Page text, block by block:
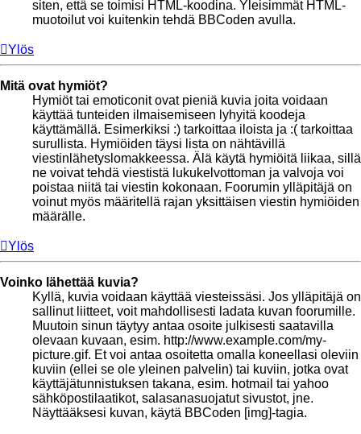
siten, että se toimisi HTML-koodina. Yleisimmät HTML-
muotoilut voi kuitenkin tehdä BBCoden avulla.
Ylös
Mitä ovat hymiöt?
Hymiöt tai emoticonit ovat pieniä kuvia joita voidaan
käyttää tunteiden ilmaisemiseen lyhyitä koodeja
käyttämällä. Esimerkiksi :) tarkoittaa iloista ja :( tarkoittaa
surullista. Hymiöiden täysi lista on nähtävillä
viestinlähetyslomakkeessa. Älä käytä hymiöitä liikaa, sillä
ne voivat tehdä viestistä lukukelvottoman ja valvoja voi
poistaa niitä tai viestin kokonaan. Foorumin ylläpitäjä on
voinut myös määritellä rajan yksittäisen viestin hymiöiden
määrälle.
Ylös
Voinko lähettää kuvia?
Kyllä, kuvia voidaan käyttää viesteissäsi. Jos ylläpitäjä on
sallinut liitteet, voit mahdollisesti ladata kuvan foorumille.
Muutoin sinun täytyy antaa osoite julkisesti saatavilla
olevaan kuvaan, esim. http://www.example.com/my-
picture.gif. Et voi antaa osoitetta omalla koneellasi oleviin
kuviin (ellei se ole yleinen palvelin) tai kuviin, jotka ovat
käyttäjätunnistuksen takana, esim. hotmail tai yahoo
sähköpostilaatikot, salasanasuojatut sivustot, jne.
Näyttääksesi kuvan, käytä BBCoden [img]-tagia.